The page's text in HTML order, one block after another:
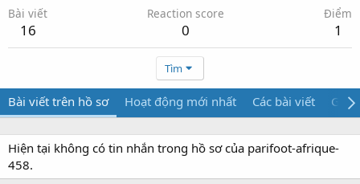
Bài viết
16
Reaction score
0
Điểm
1
Tìm
Bài viết trên hồ sơ Hoạt động mới nhất Các bài viết Giới
Hiện tại không có tin nhắn trong hồ sơ của parifoot-afrique-
458.